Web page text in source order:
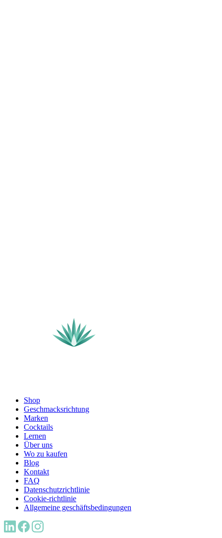
Shop
Geschmacksrichtung
Marken
Cocktails
Lernen
Über uns
Wo zu kaufen
Blog
Kontakt
FAQ
Datenschutzrichtlinie
Cookie-richtlinie
Allgemeine geschäftsbedingungen